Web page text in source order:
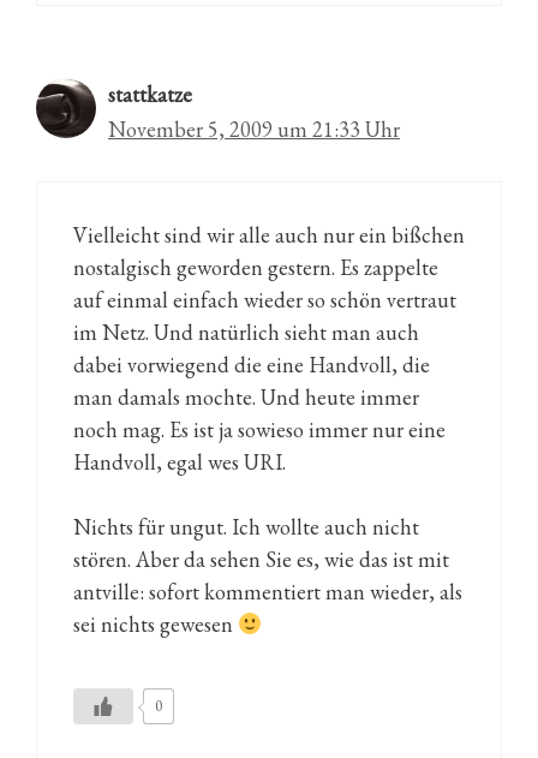
stattkatze
November 5, 2009 um 21:33 Uhr
Vielleicht sind wir alle auch nur ein bißchen
nostalgisch geworden gestern. Es zappelte
auf einmal einfach wieder so schön vertraut
im Netz. Und natürlich sieht man auch
dabei vorwiegend die eine Handvoll, die
man damals mochte. Und heute immer
noch mag. Es ist ja sowieso immer nur eine
Handvoll, egal wes URI.
Nichts für ungut. Ich wollte auch nicht
stören. Aber da sehen Sie es, wie das ist mit
antville: sofort kommentiert man wieder, als
sei nichts gewesen
0